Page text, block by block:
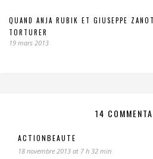
QUAND ANJA RUBIK ET GIUSEPPE
TORTURER
19 mars 2013
14
ACTIONBEAUTE
18 novembre 2013 at 7 h 32 min